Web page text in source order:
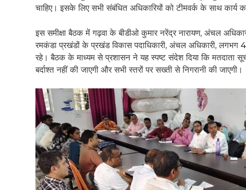
चाहिए। इसके लिए सभी संबंधित अधिकारियों को टीमवर्क के साथ
इस समीक्षा बैठक में गढ़वा के बीडीओ कुमार नरेंद्र नारायण, अंचल
रमकंडा प्रखंडों के प्रखंड विकास पदाधिकारी, अंचल अधिकारी, लगभग
रहे। बैठक के माध्यम से प्रशासन ने यह स्पष्ट संदेश दिया कि मतदाता
बर्दाश्त नहीं की जाएगी और सभी स्तरों पर सख्ती से निगरानी की जाएगी।